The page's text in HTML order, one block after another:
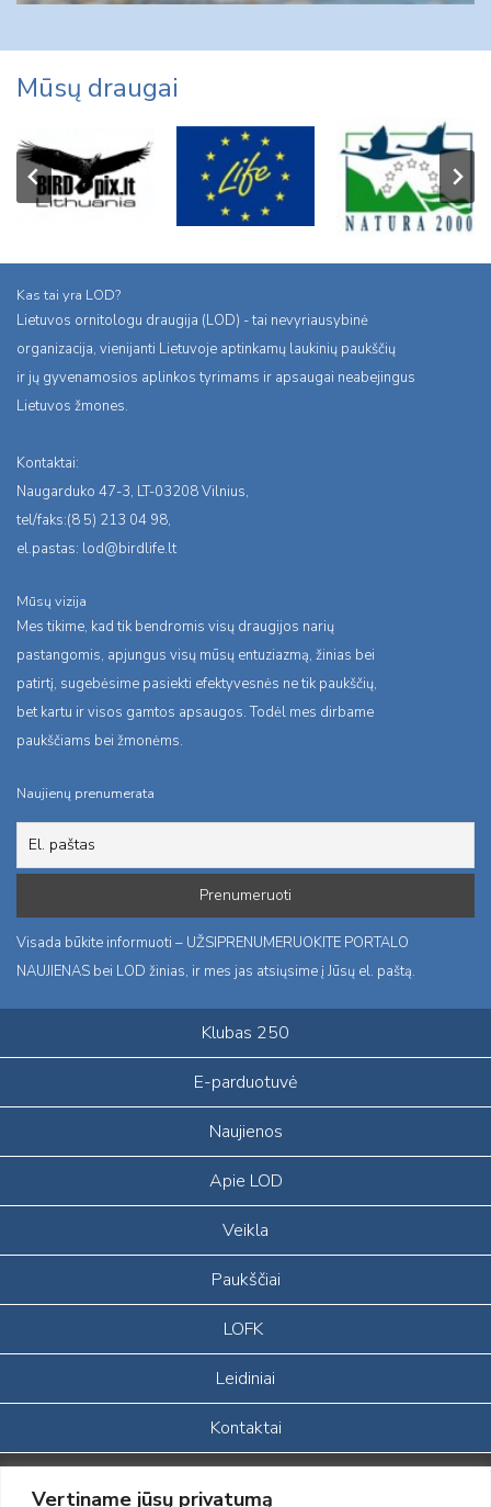
Vertiname jūsų privatumą
Mūsų draugai
Kas tai yra LOD?
Lietuvos ornitologu draugija (LOD) - tai nevyriausybinė
organizacija, vienijanti Lietuvoje aptinkamų laukinių paukščių
ir jų gyvenamosios aplinkos tyrimams ir apsaugai neabejingus
Lietuvos žmones.
Kontaktai:
Naugarduko 47-3, LT-03208 Vilnius,
tel/faks:(8 5) 213 04 98,
el.pastas: lod@birdlife.lt
Mūsų vizija
Mes tikime, kad tik bendromis visų draugijos narių
pastangomis, apjungus visų mūsų entuziazmą, žinias bei
patirtį, sugebėsime pasiekti efektyvesnės ne tik paukščių,
bet kartu ir visos gamtos apsaugos. Todėl mes dirbame
paukščiams bei žmonėms.
Naujienų prenumerata
Visada būkite informuoti – UŽSIPRENUMERUOKITE PORTALO
NAUJIENAS bei LOD žinias, ir mes jas atsiųsime į Jūsų el. paštą.
Klubas 250
E-parduotuvė
Naujienos
Apie LOD
Veikla
Paukščiai
LOFK
Leidiniai
Kontaktai
Portalas sukurtas įgyvendinant Lietuvos Respublikos, Europos